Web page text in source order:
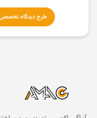
طرح دیدگاه